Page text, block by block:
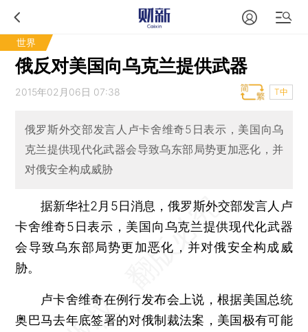
世界
俄反对美国向乌克兰提供武器
2015年02月06日 07:38 T中
俄罗斯外交部发言人卢卡舍维奇5日表示，美国向乌
克兰提供现代化武器会导致乌东部局势更加恶化，并
对俄安全构成威胁
据新华社2月5日消息，俄罗斯外交部发言人卢
卡舍维奇5日表示，美国向乌克兰提供现代化武器
会导致乌东部局势更加恶化，并对俄安全构成威
胁。
卢卡舍维奇在例行发布会上说，根据美国总统
奥巴马去年底签署的对俄制裁法案，美国极有可能